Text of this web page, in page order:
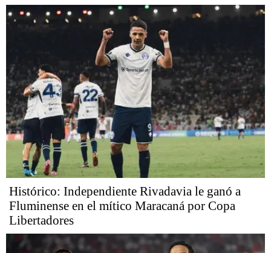
Histórico: Independiente Rivadavia le ganó a
Fluminense en el mítico Maracaná por Copa
Libertadores